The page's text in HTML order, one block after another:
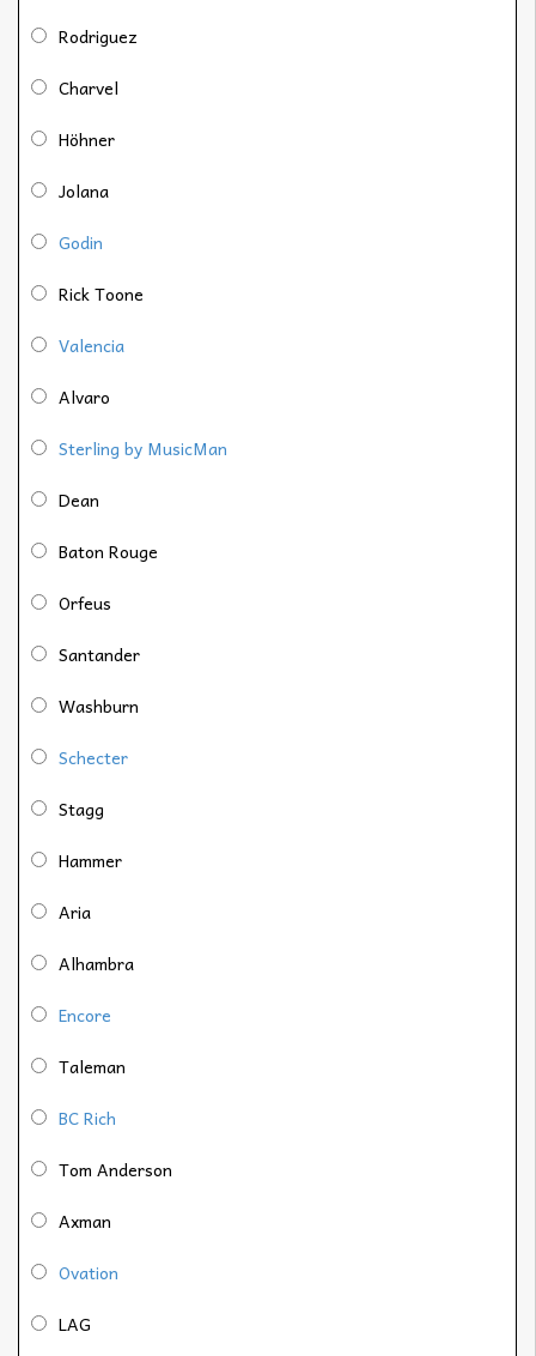
Rodriguez
Charvel
Höhner
Jolana
Godin
Rick Toone
Valencia
Alvaro
Sterling by MusicMan
Dean
Baton Rouge
Orfeus
Santander
Washburn
Schecter
Stagg
Hammer
Aria
Alhambra
Encore
Taleman
BC Rich
Tom Anderson
Axman
Ovation
LAG